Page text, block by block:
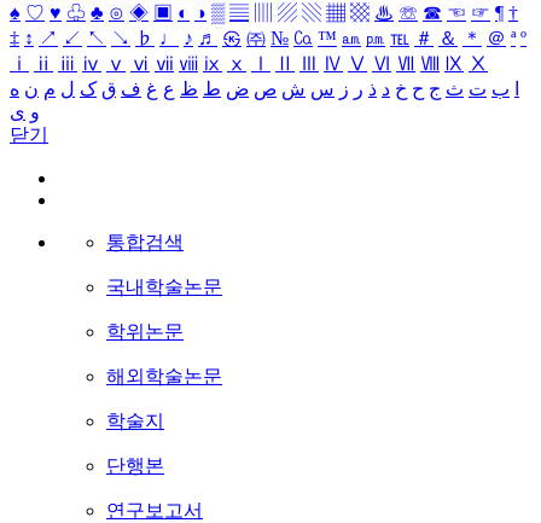
♠ ♡ ♥ ♧ ♣ ⊙ ◈ ▣ ◐ ◑ ▒ ▤ ▨ ▧ ▦ ▩ ♨ ☏ ☎ ☜ ☞ ¶ †
‡ ↕ ↗ ↙ ↖ ↘ ♭ ♩ ♪ ♬ ㉿ ㈜ № ㏇ ™ ㏂ ㏘ ℡ ＃ ＆ ＊ ＠ ª º
ⅰ
ⅱ ⅲ ⅳ ⅴ ⅵ ⅶ ⅷ ⅸ ⅹ Ⅳ Ⅴ Ⅵ Ⅶ Ⅷ Ⅸ Ⅹ
ب ت ث ج ح خ د ذ ر ز س ش ص ض ط ظ ع غ ف ق ک ل م ن ه
و ی
닫기
통합검색
국내학술논문
학위논문
해외학술논문
학술지
단행본
연구보고서